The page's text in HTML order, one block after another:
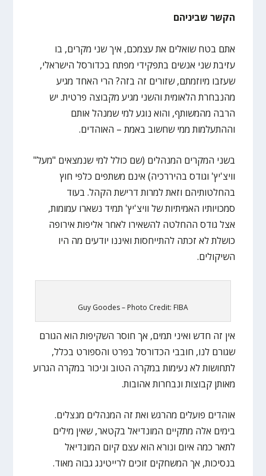
הקשר שביניהם
אתם בטח שואלים את עצמכם, איך שני מקרים, בו
עזיבת שני אנשים בתפקידי מפתח בכדורסל הישראלי,
שעזבו מיוזמתם, שזורים זה בזה? הרי האחד מגיע
מהנבחרת הלאומית והשני מגיע מקבוצה פרטית. יש
הרבה מהמשותף, והוא נוגע למי שמנהל אותם
וההתעלמות ממי שחשוב באמת – האוהדים.
בשני המקרים המנהלים (שם כולל למי שנמצאים "מעל"
וויצ'יץ' וגודס בהיררכיה) אינם משתפים כלפי חוץ
בהחלטותיהם וזאת למרות דרישת הקהל. בעוד
סמכויותיו האמיתיות של וויצ'יץ' תמיד נשארו עמומות,
אצל גודס ההחלטה להשאירו לאחר אליפות אירופה
כושלת לא זכתה להתייחסות ואיננו יודעים מה היו
השיקולים.
Guy Goodes – Photo Credit: FIBA
אין זה חדש ואיני תמים, אך חוסר השקיפות הוא הגורם
שגורם לנו, חובבי הכדורסל בפרט והספורט בכלל,
לתחושות לא נעימות במקרה הטוב וניכור במקרה הגרוע
מאותן קבוצות ונבחרות אהובות.
אוהדים פועלים מהרגש ואת זה המנהלים מנצלים.
בימים אלה מתקיים המונדיאל בקטאר, שאין מילים
לתאר כמה איום ונורא הוא עצם קיום המונדיאל
בנסיכות, אך המשחקים זוכים לרייטינג גבוה מאוד.